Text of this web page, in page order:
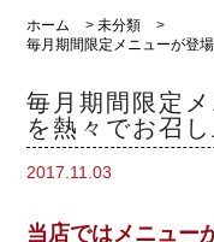
ホーム >未分類
>
毎月期間限定メニューが登
毎月期間限定
を熱々でお召
2017.11.03
当店ではメニュー